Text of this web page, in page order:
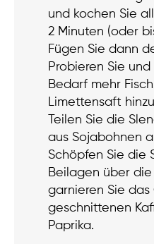
und kochen Sie
2 Minuten (oder
Fügen Sie dann
Probieren Sie
Bedarf mehr
Limettensaft
Teilen Sie die
aus Sojabohnen
Schöpfen Sie die
Beilagen über
garnieren Sie
geschnittenen
Paprika.